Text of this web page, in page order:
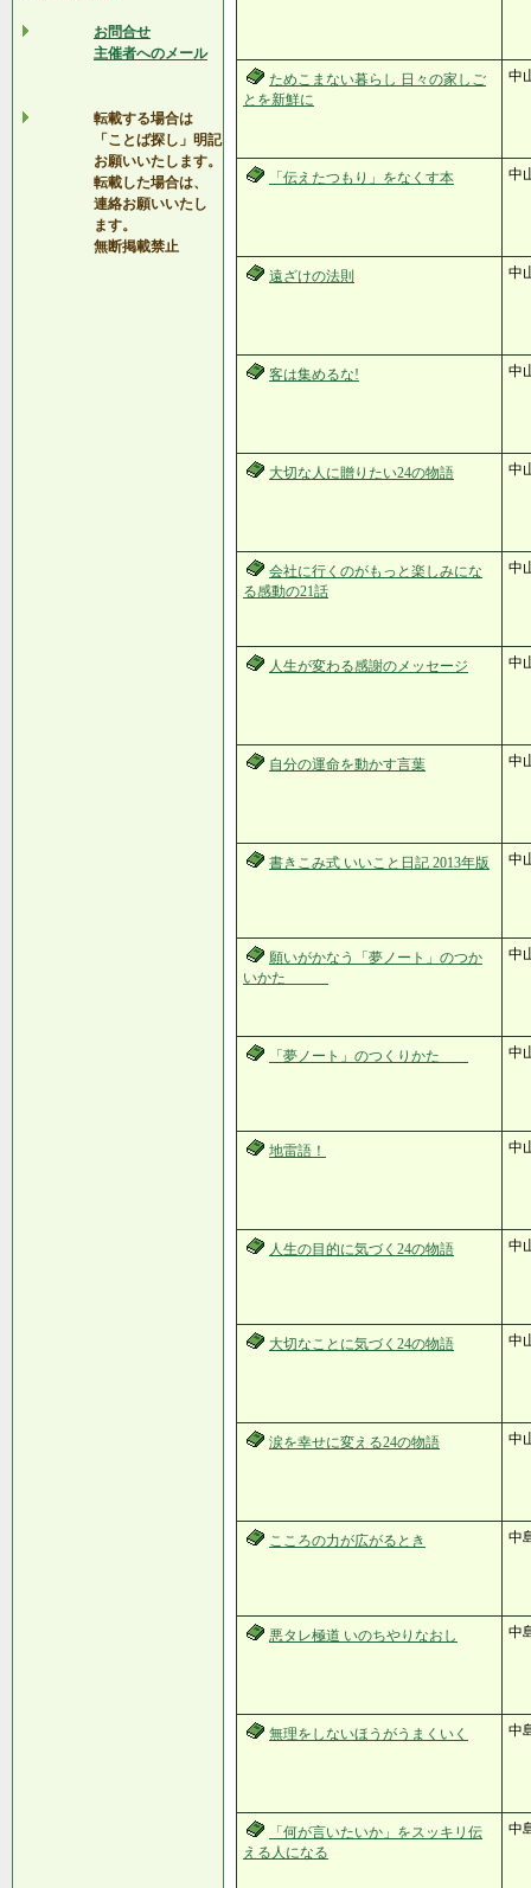
お問合せ
主催者へのメール
転載する場合は
「ことば探し」明記
お願いいたします。
転載した場合は、
連絡お願いいたし
ます。
無断掲載禁止
ためこまない暮らし 日々の家しご
とを新鮮に
中
「伝えたつもり」をなくす本 中
遠ざけの法則 中
客は集めるな! 中
大切な人に贈りたい24の物語 中
会社に行くのがもっと楽しみにな
る感動の21話
中
人生が変わる感謝のメッセージ 中
自分の運命を動かす言葉 中
書きこみ式 いいこと日記 2013年版 中
願いがかなう「夢ノート」のつか
いかた
中
「夢ノート」のつくりかた 中
地雷語！ 中
人生の目的に気づく24の物語 中
大切なことに気づく24の物語 中
涙を幸せに変える24の物語 中
こころの力が広がるとき 中
悪タレ極道 いのちやりなおし 中
無理をしないほうがうまくいく 中
「何が言いたいか」をスッキリ伝
える人になる
中